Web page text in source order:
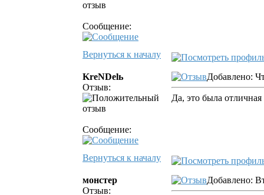
Сообщение:
Вернуться к началу
KrеNDеlь
Отзыв:
Сообщение:
Добавлено:
Да, это была
Вернуться к началу
монстер
Отзыв:
Добавлено: